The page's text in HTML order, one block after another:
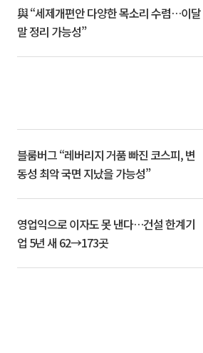
與 “세제개편안 다양한 목소리 수렴…이달
말 정리 가능성”
블룸버그 “레버리지 거품 빠진 코스피, 변
동성 최악 국면 지났을 가능성”
영업익으로 이자도 못 낸다…건설 한계기
업 5년 새 62→173곳